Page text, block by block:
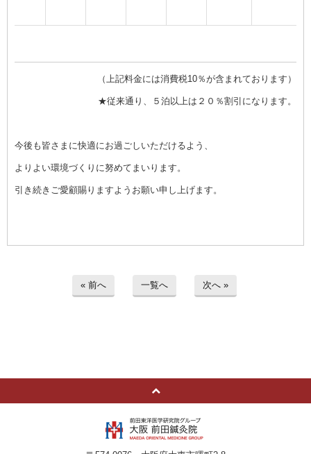
（上記料金には消費税10％が含まれております）
★従来通り、５泊以上は２０％割引になります。
今後も皆さまに快適にお過ごしいただけるよう、
よりよい環境づくりに努めてまいります。
引き続きご愛顧賜りますようお願い申し上げます。
« 前へ 一覧へ 次へ »